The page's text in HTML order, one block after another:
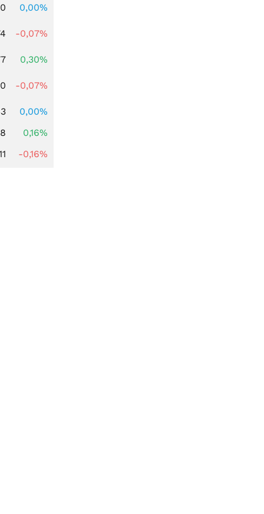
0,00%
-0,07%
0,30%
-0,07%
0,00%
0,16%
-0,16%